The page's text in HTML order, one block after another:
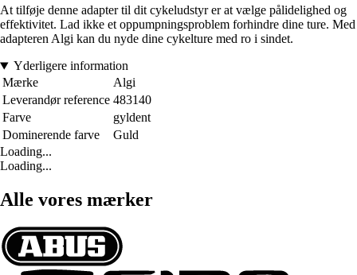
At tilføje denne adapter til dit cykeludstyr er at vælge pålidelighed og
effektivitet. Lad ikke et oppumpningsproblem forhindre dine ture. Med
adapteren Algi kan du nyde dine cykelture med ro i sindet.
Yderligere information
Mærke
Algi
Leverandør reference 483140
Farve
gyldent
Dominerende farve
Guld
Loading...
Loading...
Alle vores mærker